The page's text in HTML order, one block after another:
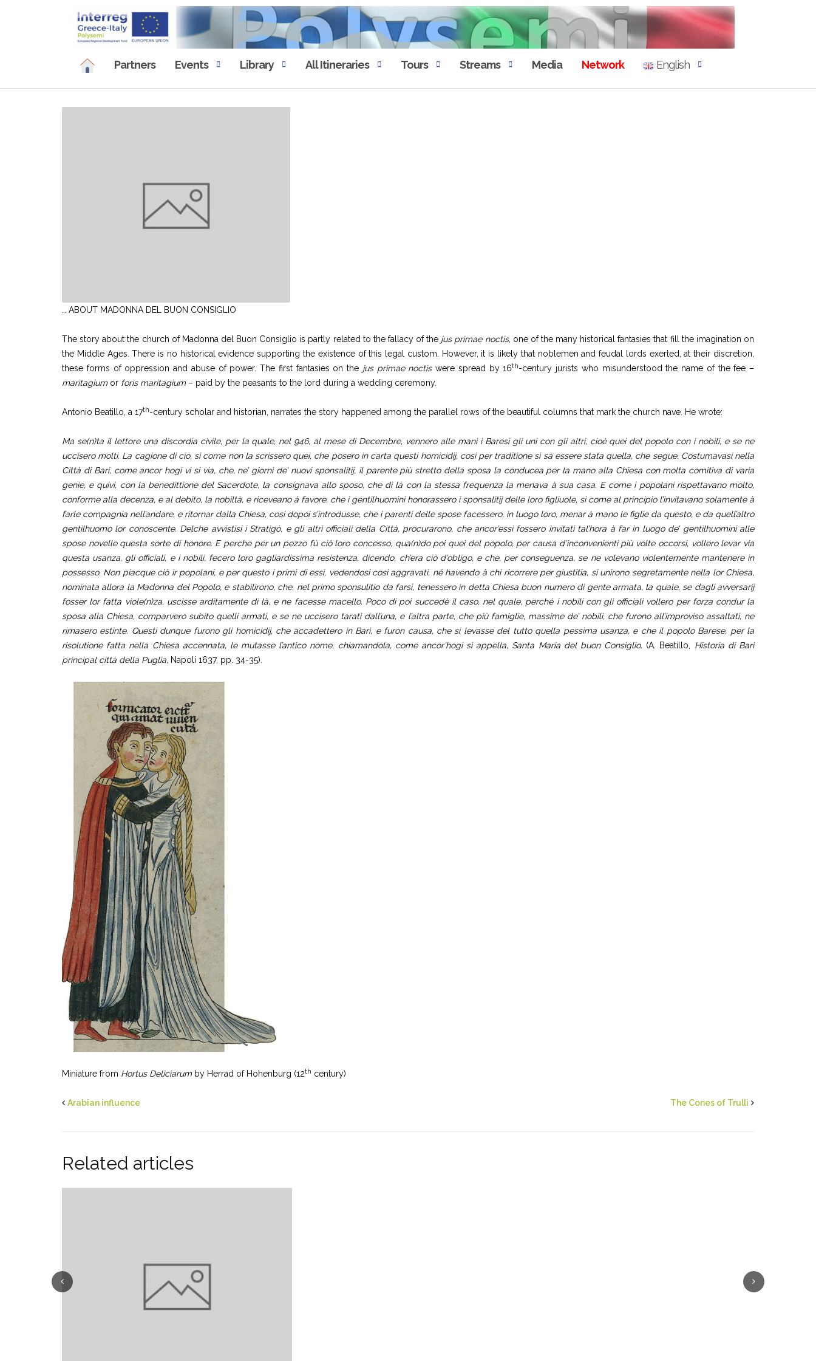
Partners Events Library All Itineraries Tours Streams Media Network English
… ABOUT MADONNA DEL BUON CONSIGLIO
The story about the church of Madonna del Buon Consiglio is partly related to the fallacy of the jus primae noctis, one of the many historical fantasies that fill the imagination on
the Middle Ages. There is no historical evidence supporting the existence of this legal custom. However, it is likely that noblemen and feudal lords exerted, at their discretion,
these forms of oppression and abuse of power. The first fantasies on the jus primae noctiswere spread by 16th-century jurists who misunderstood the name of the fee –
maritagiumor foris maritagium – paid by the peasants to the lord during a wedding ceremony.
Antonio Beatillo, a 17th-century scholar and historian, narrates the story happened among the parallel rows of the beautiful columns that mark the church nave. He wrote:
Ma se(n)ta il lettore una discordia civile, per la quale, nel 946, al mese di Decembre, vennero alle mani i Baresi gli uni con gli altri, cioè quei del popolo con i nobili, e se ne
uccisero molti. La cagione di ciò, si come non la scrissero quei, che posero in carta questi homicidij, cosi per traditione si sà essere stata quella, che segue. Costumavasi nella
Città di Bari, come ancor hogi vi si vìa, che, ne’ giorni de’ nuovi sponsalitij, il parente più stretto della sposa la conducea per la mano alla Chiesa con molta comitiva di varia
genie, e quivi, con la benedittione del Sacerdote, la consignava allo sposo, che di là con la stessa frequenza la menava à sua casa. E come i popolani rispettavano molto,
conforme alla decenza, e al debito, la nobiltà, e riceveano à favore, che i gentilhuomini honorassero i sponsalitij delle loro figliuole, si come al principio l’invitavano solamente à
farle compagnia nell’andare, e ritornar dalla Chiesa, cosi dopoi s’introdusse, che i parenti delle spose facessero, in luogo loro, menar à mano le figlie da questo, e da quell’altro
gentilhuomo lor conoscente. Delche avvistisi i Stratigò, e gli altri officiali della Città, procurarono, che ancor’essi fossero invitati tal’hora à far in luogo de’ gentilhuomini alle
spose novelle questa sorte di honore. E perche per un pezzo fù ciò loro concesso, qua(n)do poi quei del popolo, per causa d’inconvenienti più volte occorsi, vollero levar via
questa usanza, gli officiali, e i nobili, fecero loro gagliardissima resistenza, dicendo, ch’era ciò d’obligo, e che, per conseguenza, se ne volevano violentemente mantenere in
possesso. Non piacque ciò ìr popolani, e per questo i primi di essi, vedendosi così aggravati, né havendo à chi ricorrere per giustitia, si unirono segretamente nella lor Chiesa,
nominata allora la Madonna del Popolo, e stabilirono, che, nel primo sponsulitio da farsi, tenessero in detta Chiesa buon numero di gente armata, la quale, se dagli avversarij
fosser lor fatta viole(n)za, uscisse arditamente di là, e ne facesse macello. Poco di poi succedè il caso, nel quale, perché i nobili con gli officiali vollero per forza condur la
sposa alla Chiesa, comparvero subito quelli armati, e se ne uccisero tarati dall’una, e l’altra parte, che più famiglie, massime de’ nobili, che furono all’improviso assaltati, ne
rimasero estinte. Questi dunque furono gli homicidij, che accadettero in Bari, e furon causa, che si levasse del tutto quella pessima usanza, e che il popolo Barese, per la
risolutione fatta nella Chiesa accennata, le mutasse l’antico nome, chiamandola, come ancor’hogi si appella, Santa Maria del buon Consiglio. (A. Beatillo, Historia di Bari
principal città della Puglia, Napoli 1637, pp. 34-35).
Miniature from Hortus Deliciarumby Herrad of Hohenburg (12th century)
Arabian influence The Cones of Trulli
Related articles